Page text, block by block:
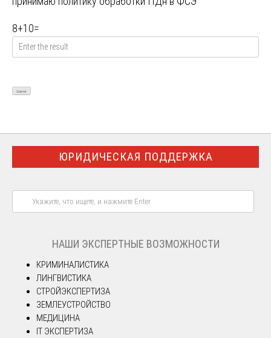
8+10=
ЮРИДИЧЕСКАЯ ПОДДЕРЖКА
НАШИ ЭКСПЕРТНЫЕ ВОЗМОЖНОСТИ
КРИМИНАЛИСТИКА
ЛИНГВИСТИКА
СТРОЙЭКСПЕРТИЗА
ЗЕМЛЕУСТРОЙСТВО
МЕДИЦИНА
IT ЭКСПЕРТИЗА